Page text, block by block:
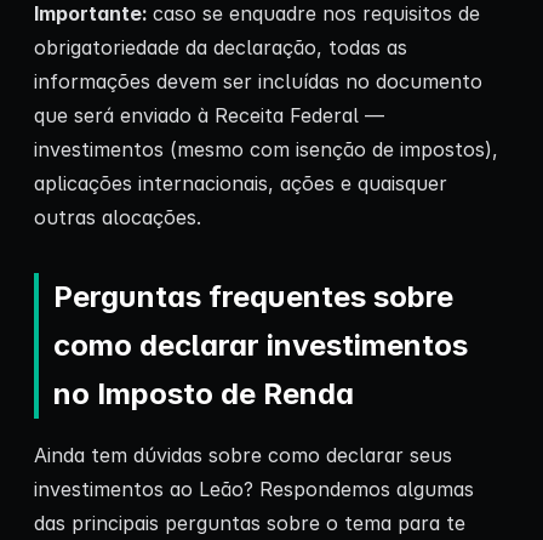
Importante: caso se enquadre nos requisitos de
obrigatoriedade da declaração, todas as
informações devem ser incluídas no documento
que será enviado à Receita Federal —
investimentos (mesmo com isenção de impostos),
aplicações internacionais, ações e quaisquer
outras alocações.
Perguntas frequentes sobre
como declarar investimentos
no Imposto de Renda
Ainda tem dúvidas sobre como declarar seus
investimentos ao Leão? Respondemos algumas
das principais perguntas sobre o tema para te